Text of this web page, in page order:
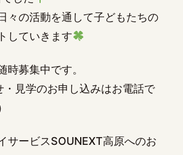
々の活動を通して子どもたちの
していきます
時募集中です。
・見学のお申し込みはお電話で
サービスSOUNEXT高原へのお